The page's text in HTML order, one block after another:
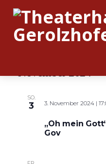
SO.
3 3. November 2024 |
„Oh mein
Gov